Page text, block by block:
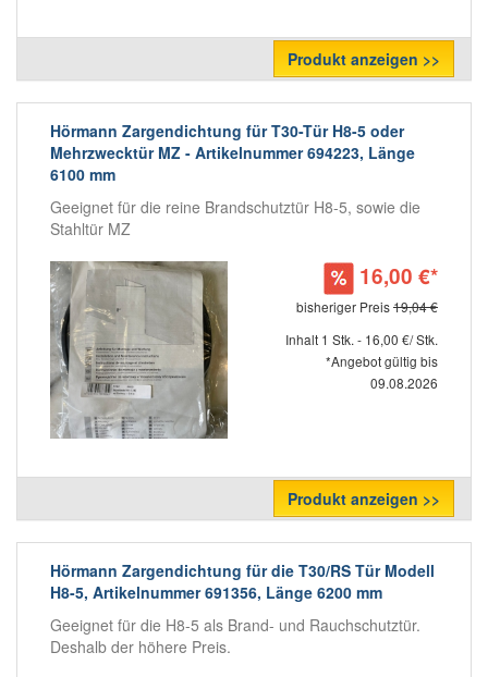
Produkt anzeigen >>
Hörmann Zargendichtung für T30-Tür H8-5 oder
Mehrzwecktür MZ - Artikelnummer 694223, Länge
6100 mm
Geeignet für die reine Brandschutztür H8-5, sowie die
Stahltür MZ
16,00 €*
bisheriger Preis19,04 €
Inhalt 1 Stk. - 16,00 €/ Stk.
*Angebot gültig bis
09.08.2026
Produkt anzeigen >>
Hörmann Zargendichtung für die T30/RS Tür Modell
H8-5, Artikelnummer 691356, Länge 6200 mm
Geeignet für die H8-5 als Brand- und Rauchschutztür.
Deshalb der höhere Preis.